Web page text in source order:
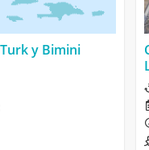
y Bimini